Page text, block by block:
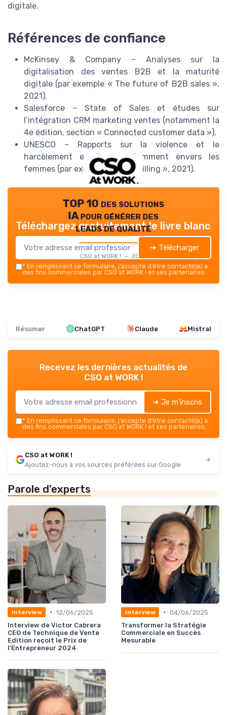
digitale.
Références de confiance
McKinsey & Company – Analyses sur la
digitalisation des ventes B2B et la maturité
digitale (par exemple « The future of B2B sales »,
2021).
Salesforce – State of Sales et études sur
l’intégration CRM marketing ventes (notamment la
4e édition, section « Connected customer data »).
UNESCO – Rapports sur la violence et le
harcèlement en ligne, notamment envers les
femmes (par exemple « The Chilling », 2021).
TOP 10 des solutions
IA pour générer des
leads de qualité
CSO at WORK ! — 2026
Téléchargez gratuitement le livre blanc
➔ Télécharger
* En remplissant ce formulaire, j’accepte d’être contacté(e) à
des fins commerciales par CSO at WORK ! et ses partenaires.
Résumer ChatGPT Claude Mistral
Recevez les dernières actualités de
CSO at WORK !
➔ Je m'inscris
* En remplissant ce formulaire, j’accepte d’être contacté(e) à
des fins commerciales par CSO at WORK ! et ses partenaires.
CSO at WORK !
Ajoutez-nous à vos sources préférées sur Google
Parole d'experts
Interview • 12/06/2025
Interview de Victor Cabrera
CEO de Technique de Vente
Edition reçoit le Prix de
l'Entrepreneur 2024
Interview • 04/06/2025
Transformer la Stratégie
Commerciale en Succès
Mesurable